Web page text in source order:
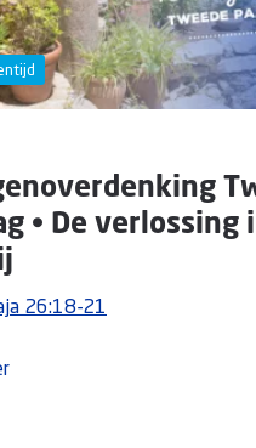
• De verlossing
26:18-21